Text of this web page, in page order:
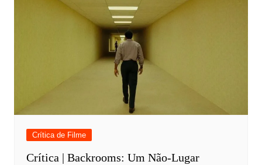
Crítica de Filme
Crítica | Backrooms: Um Não-Lugar